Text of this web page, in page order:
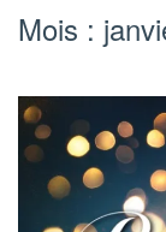
Mois :